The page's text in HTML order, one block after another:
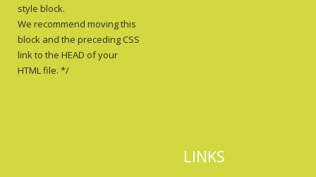
style block.
We recommend moving this
block and the preceding CSS
link to the HEAD of your
HTML file. */
LINKS